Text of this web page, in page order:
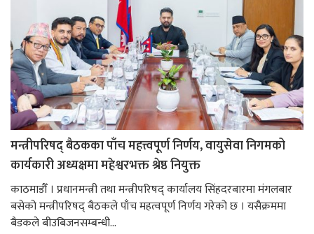
मन्त्रीपरिषद् बैठकका पाँच महत्त्वपूर्ण निर्णय, वायुसेवा निगमको
कार्यकारी अध्यक्षमा महेश्वरभक्त श्रेष्ठ नियुक्त
काठमाडौँ । प्रधानमन्त्री तथा मन्त्रीपरिषद् कार्यालय सिंहदरबारमा मंगलबार
बसेको मन्त्रीपरिषद् बैठकले पाँच महत्वपूर्ण निर्णय गरेको छ । यसैक्रममा
बैडकले बीउबिजनसम्बन्धी...